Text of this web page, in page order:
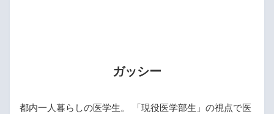
ガッシー
都内一人暮らしの医学生。 「現役医学部生」の視点で医